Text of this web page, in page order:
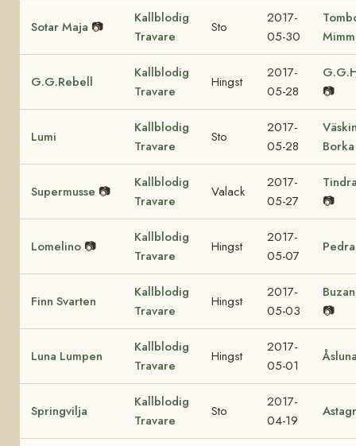
Sotar Maja 📷
Kallblodig
Travare
Sto
2017-
05-30
G.G.Rebell
Kallblodig
Travare
Hingst
2017-
05-28
📷
Lumi
Kallblodig
Travare
Sto
2017-
05-28
Borka
Supermusse 📷
Kallblodig
Travare
Valack
2017-
05-27
📷
Lomelino 📷
Kallblodig
Travare
Hingst
2017-
05-07
Pedra
Finn Svarten
Kallblodig
Travare
Hingst
2017-
05-03
📷
Luna Lumpen
Kallblodig
Travare
Hingst
2017-
05-01
Springvilja
Kallblodig
Travare
Sto
2017-
04-19